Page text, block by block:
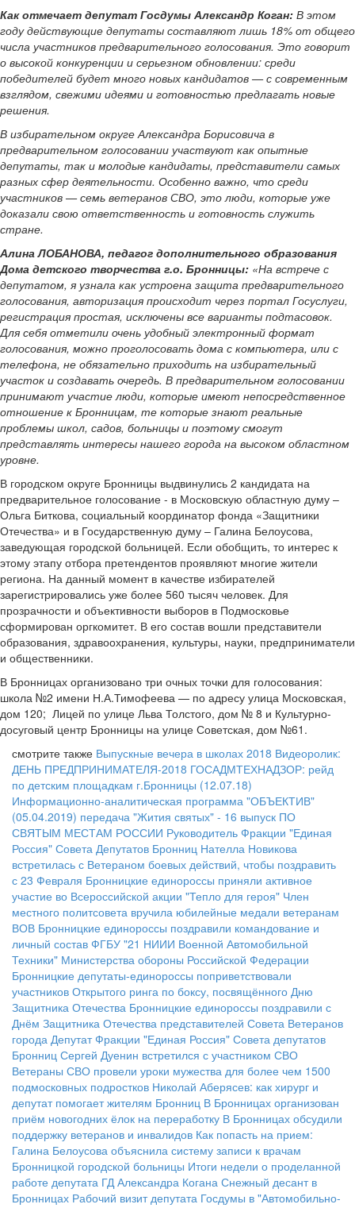
Как отмечает депутат Госдумы Александр Коган: В этом
году действующие депутаты составляют лишь 18% от общего
числа участников предварительного голосования. Это говорит
о высокой конкуренции и серьезном обновлении: среди
победителей будет много новых кандидатов — с современным
взглядом, свежими идеями и готовностью предлагать новые
решения.
В избирательном округе Александра Борисовича в
предварительном голосовании участвуют как опытные
депутаты, так и молодые кандидаты, представители самых
разных сфер деятельности. Особенно важно, что среди
участников — семь ветеранов СВО, это люди, которые уже
доказали свою ответственность и готовность служить
стране.
Алина ЛОБАНОВА, педагог дополнительного образования
Дома детского творчества г.о. Бронницы: «На встрече с
депутатом, я узнала как устроена защита предварительного
голосования, авторизация происходит через портал Госуслуги,
регистрация простая, исключены все варианты подтасовок.
Для себя отметили очень удобный электронный формат
голосования, можно проголосовать дома с компьютера, или с
телефона, не обязательно приходить на избирательный
участок и создавать очередь. В предварительном голосовании
принимают участие люди, которые имеют непосредственное
отношение к Бронницам, те которые знают реальные
проблемы школ, садов, больницы и поэтому смогут
представлять интересы нашего города на высоком областном
уровне.
В городском округе Бронницы выдвинулись 2 кандидата на
предварительное голосование - в Московскую областную думу –
Ольга Биткова, социальный координатор фонда «Защитники
Отечества» и в Государственную думу – Галина Белоусова,
заведующая городской больницей. Если обобщить, то интерес к
этому этапу отбора претендентов проявляют многие жители
региона. На данный момент в качестве избирателей
зарегистрировались уже более 560 тысяч человек. Для
прозрачности и объективности выборов в Подмосковье
сформирован оргкомитет. В его состав вошли представители
образования, здравоохранения, культуры, науки, предприниматели
и общественники.
В Бронницах организовано три очных точки для голосования:
школа №2 имени Н.А.Тимофеева — по адресу улица Московская,
дом 120; Лицей по улице Льва Толстого, дом № 8 и Культурно-
досуговый центр Бронницы на улице Советская, дом №61.
смотрите также Выпускные вечера в школах 2018 Видеоролик:
ДЕНЬ ПРЕДПРИНИМАТЕЛЯ-2018 ГОСАДМТЕХНАДЗОР: рейд
по детским площадкам г.Бронницы (12.07.18)
Информационно-аналитическая программа "ОБЪЕКТИВ"
(05.04.2019) передача "Жития святых" - 16 выпуск ПО
СВЯТЫМ МЕСТАМ РОССИИ Руководитель Фракции "Единая
Россия" Совета Депутатов Бронниц Нателла Новикова
встретилась с Ветераном боевых действий, чтобы поздравить
с 23 Февраля Бронницкие единороссы приняли активное
участие во Всероссийской акции "Тепло для героя" Член
местного политсовета вручила юбилейные медали ветеранам
ВОВ Бронницкие единороссы поздравили командование и
личный состав ФГБУ "21 НИИИ Военной Автомобильной
Техники" Министерства обороны Российской Федерации
Бронницкие депутаты-единороссы поприветствовали
участников Открытого ринга по боксу, посвящённого Дню
Защитника Отечества Бронницкие единороссы поздравили с
Днём Защитника Отечества представителей Совета Ветеранов
города Депутат Фракции "Единая Россия" Совета депутатов
Бронниц Сергей Дуенин встретился с участником СВО
Ветераны СВО провели уроки мужества для более чем 1500
подмосковных подростков Николай Аберясев: как хирург и
депутат помогает жителям Бронниц В Бронницах организован
приём новогодних ёлок на переработку В Бронницах обсудили
поддержку ветеранов и инвалидов Как попасть на прием:
Галина Белоусова объяснила систему записи к врачам
Бронницкой городской больницы Итоги недели о проделанной
работе депутата ГД Александра Когана Снежный десант в
Бронницах Рабочий визит депутата Госдумы в "Автомобильно-